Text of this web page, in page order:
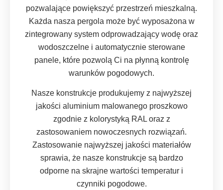
pozwalające powiększyć przestrzeń mieszkalną.
Każda nasza pergola może być wyposażona w
zintegrowany system odprowadzający wodę oraz
wodoszczelne i automatycznie sterowane
panele, które pozwolą Ci na płynną kontrolę
warunków pogodowych.
Nasze konstrukcje produkujemy z najwyższej
jakości aluminium malowanego proszkowo
zgodnie z kolorystyką RAL oraz z
zastosowaniem nowoczesnych rozwiązań.
Zastosowanie najwyższej jakości materiałów
sprawia, że nasze konstrukcje są bardzo
odporne na skrajne wartości temperatur i
czynniki pogodowe.